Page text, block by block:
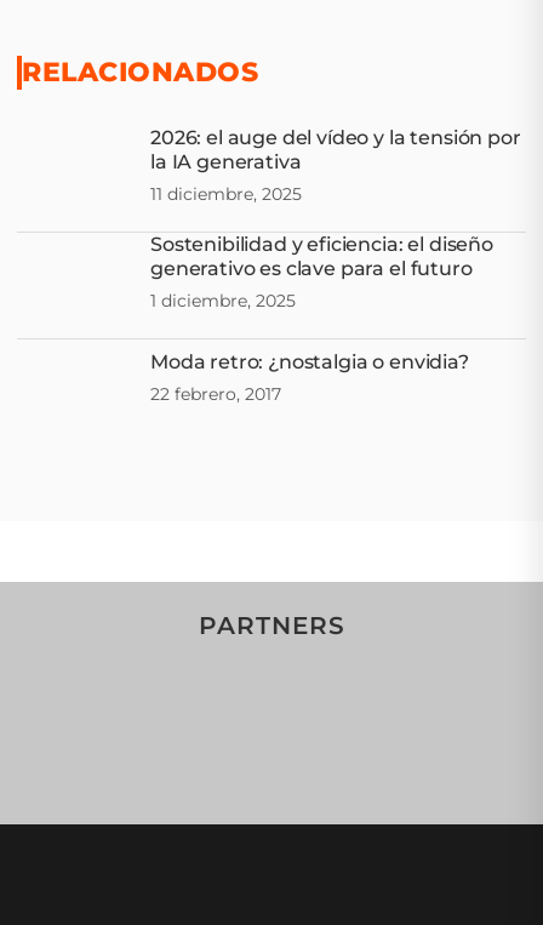
RELACIONADOS
2026: el auge del vídeo y la tensión por
la IA generativa
11 diciembre, 2025
Sostenibilidad y eficiencia: el diseño
generativo es clave para el futuro
1 diciembre, 2025
Moda retro: ¿nostalgia o envidia?
22 febrero, 2017
PARTNERS